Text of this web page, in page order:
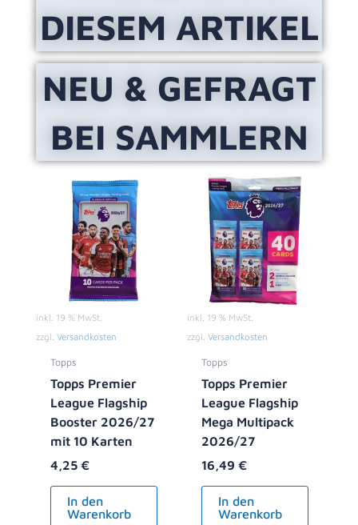
DIESEM ARTIKEL
NEU & GEFRAGT
BEI SAMMLERN
inkl. 19 % MwSt.
zzgl. Versandkosten
Topps
Topps Premier
League Flagship
Booster 2026/27
mit 10 Karten
4,25 €
In den
Warenkorb
inkl. 19 % MwSt.
zzgl. Versandkosten
Topps
Topps Premier
League Flagship
Mega Multipack
2026/27
16,49 €
In den
Warenkorb